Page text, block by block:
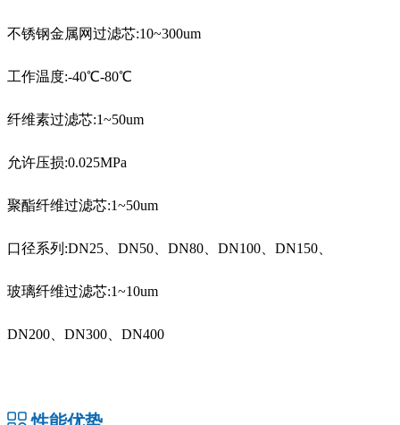
不锈钢金属网过滤芯:10~300um
工作温度:-40℃-80℃
纤维素过滤芯:1~50um
允许压损:0.025MPa
聚酯纤维过滤芯:1~50um
口径系列:DN25、DN50、DN80、DN100、DN150、
玻璃纤维过滤芯:1~10um
DN200、DN300、DN400